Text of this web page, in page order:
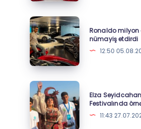
rol
aldı
Ronaldo
milyon
dollarlıq
qarajını
nümayiş
etdirdi
Ronaldo milyon
nümayiş etdirdi
12:50
Elza
Seyidcahandan
Milli
Yaylaq
Elza
Festivalında
11:43